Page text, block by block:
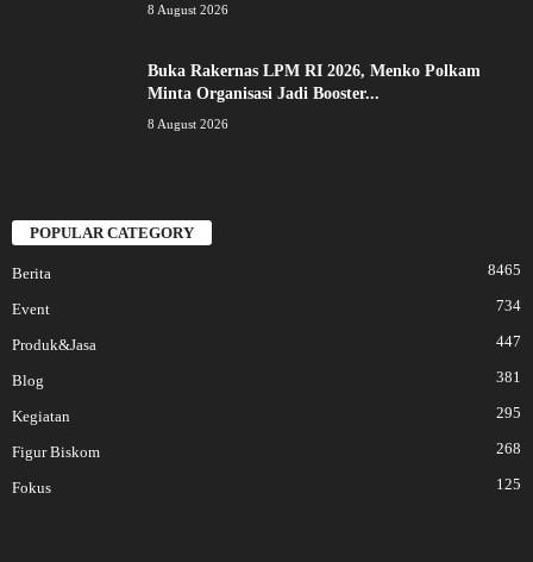
8 August 2026
Buka Rakernas LPM RI 2026, Menko Polkam
Minta Organisasi Jadi Booster...
8 August 2026
POPULAR CATEGORY
Berita 8465
Event 734
Produk&Jasa 447
Blog 381
Kegiatan 295
Figur Biskom 268
Fokus 125